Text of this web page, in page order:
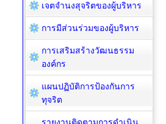
เจตจำนงสุจริตของผู้บริหาร
การมีส่วนร่วมของผู้บริหาร
การเสริมสร้างวัฒนธรรม
องค์กร
แผนปฏิบัติการป้องกันการ
ทุจริต